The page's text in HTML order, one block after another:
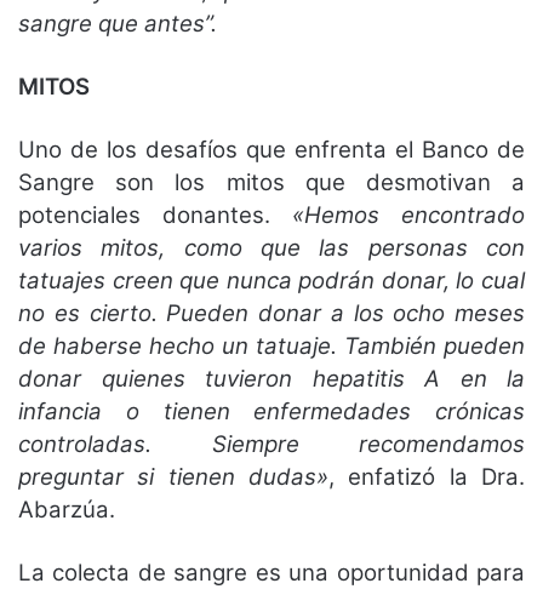
sangre que antes”.
MITOS
Uno de los desafíos que enfrenta el Banco de
Sangre son los mitos que desmotivan a
potenciales donantes. «Hemos encontrado
varios mitos, como que las personas con
tatuajes creen que nunca podrán donar, lo cual
no es cierto. Pueden donar a los ocho meses
de haberse hecho un tatuaje. También pueden
donar quienes tuvieron hepatitis A en la
infancia o tienen enfermedades crónicas
controladas. Siempre recomendamos
preguntar si tienen dudas», enfatizó la Dra.
Abarzúa.
La colecta de sangre es una oportunidad para